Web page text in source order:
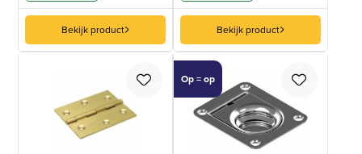
Bekijk product Bekijk product
Op = op